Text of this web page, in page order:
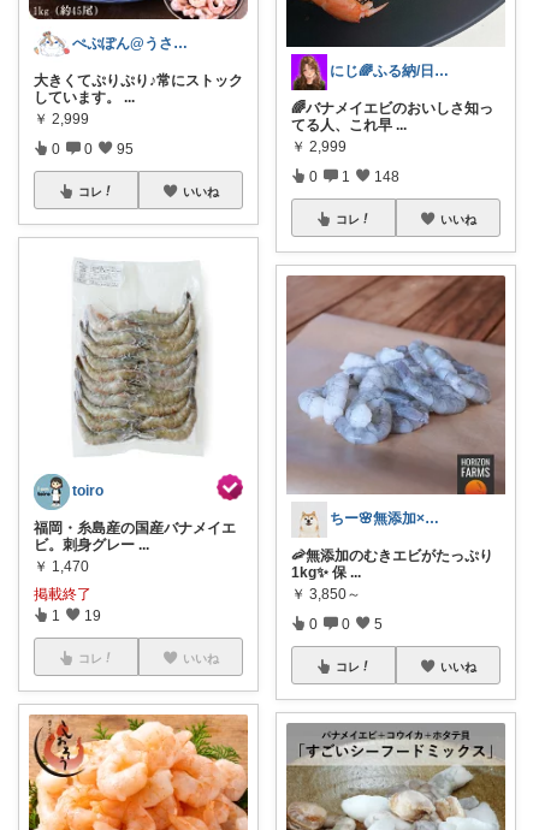
ぺぷぽん@うさぎ♡コメ返休止中
大きくてぷりぷり♪常にストック
しています。
...
￥ 2,999
0 0 95
コレ いいね
toiro
福岡・糸島産の国産バナメイエ
ビ。刺身グレー ...
￥ 1,470
掲載終了
1 19
コレ いいね
にじ🌈ふる納/日用品 買い回るよ！
🌈バナメイエビのおいしさ知っ
てる人、これ早 ...
￥ 2,999
0 1 148
コレ いいね
ちー🌸無添加×時短ごはん
🦐無添加のむきエビがたっぷり
1kg✨ 保 ...
￥ 3,850～
0 0 5
コレ いいね